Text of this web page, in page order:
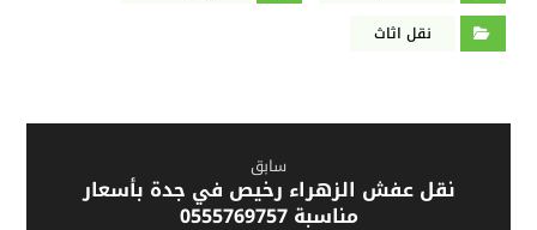
نقل اثاث
سابق
نقل عفش الزهراء رخيص في جدة بأسعار
مناسبة 0555769757